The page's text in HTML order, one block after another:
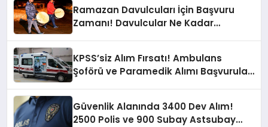
Ramazan Davulcuları İçin Başvuru
Zamanı! Davulcular Ne Kadar
KPSS’siz Alım Fırsatı! Ambulans
Şoförü ve Paramedik Alımı Başvuruları
Güvenlik Alanında 3400 Dev Alım!
2500 Polis ve 900 Subay Astsubay